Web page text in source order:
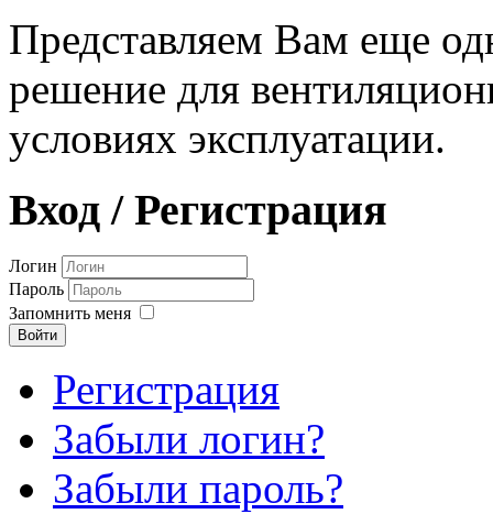
Представляем Вам еще
решение для
условиях эксплуатации.
Вход / Регистрация
Логин
Пароль
Запомнить меня
Войти
Регистрация
Забыли логин?
Забыли пароль?